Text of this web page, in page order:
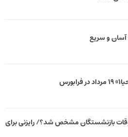
و سریع
بازنشستگان مشخص شد؟/ رایزنی برای